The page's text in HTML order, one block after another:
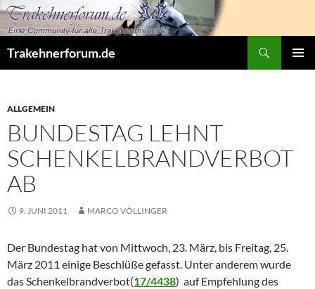
Zum
Inhalt
Trakehnerforum.de
ALLGEMEIN
BUNDESTAG LEHNT
SCHENKELBRANDVERBOT
AB
9. JUNI 2011 MARCO VÖLLINGER
Der Bundestag hat von Mittwoch, 23. März, bis Freitag, 25.
März 2011 einige Beschlüße gefasst. Unter anderem wurde
das Schenkelbrandverbot(17/4438) auf Empfehlung des